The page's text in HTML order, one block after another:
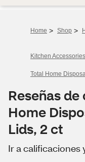
Home > Shop >
Kitchen Accessories
Total Home
Reseñas
Home
Lids, 2 ct
Ir a calificaciones